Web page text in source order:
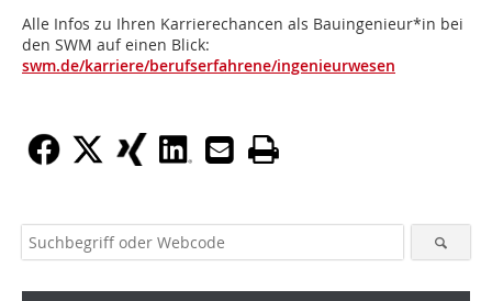
Alle Infos zu Ihren Karrierechancen als Bauingenieur*in bei
den SWM auf einen Blick:
swm.de/karriere/berufserfahrene/ingenieurwesen